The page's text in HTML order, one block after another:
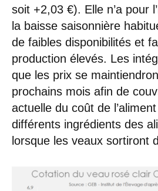
soit +2,03 €). Elle n’a pour
la baisse saisonnière
de faibles disponibilités et
production élevés. Les
que les prix se
prochains mois afin de
actuelle du coût de
différents ingrédients des
lorsque les veaux sortiront